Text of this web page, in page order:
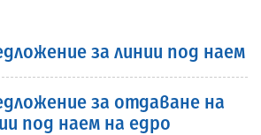
за линии под наем
за отдаване на
под наем на едро